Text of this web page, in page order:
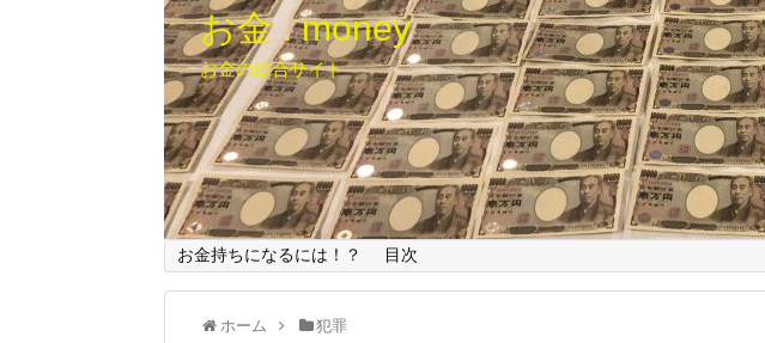
お金 . money
お金の総合サイト
お金持ちになるには！？ 目次
ホーム 犯罪